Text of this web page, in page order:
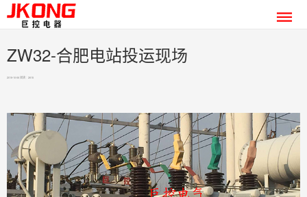
ZW32-合肥电站投运现场
2019-10-06 阅读：2615